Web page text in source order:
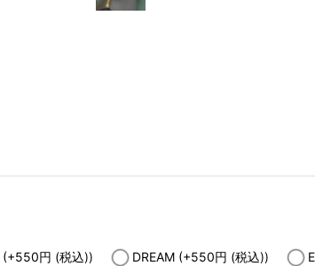
(+550円 (税込)) DREAM (+550円 (税込))